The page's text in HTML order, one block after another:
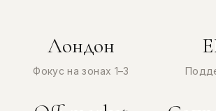
Лондон
Фокус на зонах 1–3